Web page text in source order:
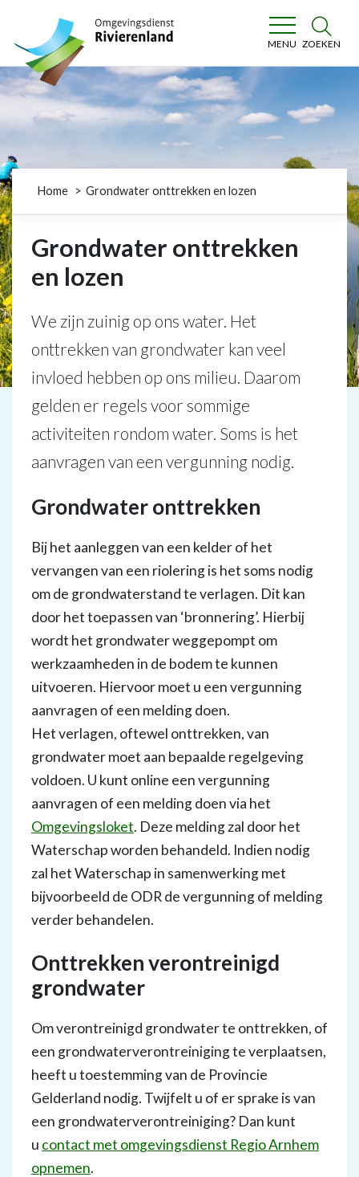
Omgevingsdienst Rivierenland
MENU ZOEKEN
Home Grondwater onttrekken en lozen
Grondwater onttrekken
en lozen
We zijn zuinig op ons water. Het
onttrekken van grondwater kan veel
invloed hebben op ons milieu. Daarom
gelden er regels voor sommige
activiteiten rondom water. Soms is het
aanvragen van een vergunning nodig.
Grondwater onttrekken
Bij het aanleggen van een kelder of het
vervangen van een riolering is het soms nodig
om de grondwaterstand te verlagen. Dit kan
door het toepassen van ‘bronnering’. Hierbij
wordt het grondwater weggepompt om
werkzaamheden in de bodem te kunnen
uitvoeren. Hiervoor moet u een vergunning
aanvragen of een melding doen.
Het verlagen, oftewel onttrekken, van
grondwater moet aan bepaalde regelgeving
voldoen. U kunt online een vergunning
aanvragen of een melding doen via het
Omgevingsloket. Deze melding zal door het
Waterschap worden behandeld. Indien nodig
zal het Waterschap in samenwerking met
bijvoorbeeld de ODR de vergunning of melding
verder behandelen.
Onttrekken verontreinigd
grondwater
Om verontreinigd grondwater te onttrekken, of
een grondwaterverontreiniging te verplaatsen,
heeft u toestemming van de Provincie
Gelderland nodig. Twijfelt u of er sprake is van
een grondwaterverontreiniging? Dan kunt
u contact met omgevingsdienst Regio Arnhem
opnemen.